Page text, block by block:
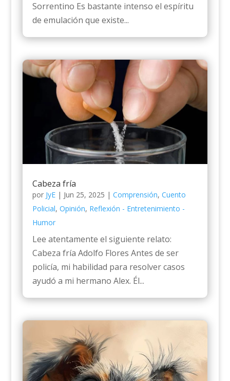
Sorrentino Es bastante intenso el espíritu
de emulación que existe...
Cabeza fría
por JyE| Jun 25, 2025 | Comprensión, Cuento
Policial, Opinión, Reflexión - Entretenimiento -
Humor
Lee atentamente el siguiente relato:
Cabeza fría Adolfo Flores Antes de ser
policía, mi habilidad para resolver casos
ayudó a mi hermano Alex. Él...